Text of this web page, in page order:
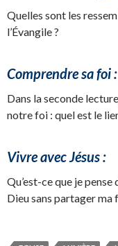
Quelles sont les
l’Évangile ?
Comprendre sa foi :
Dans la seconde
notre foi : quel est le
Vivre avec Jésus :
Qu’est-ce que je
Dieu sans partager ma